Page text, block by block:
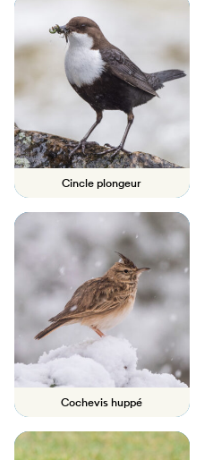
Cincle plongeur
Cochevis huppé